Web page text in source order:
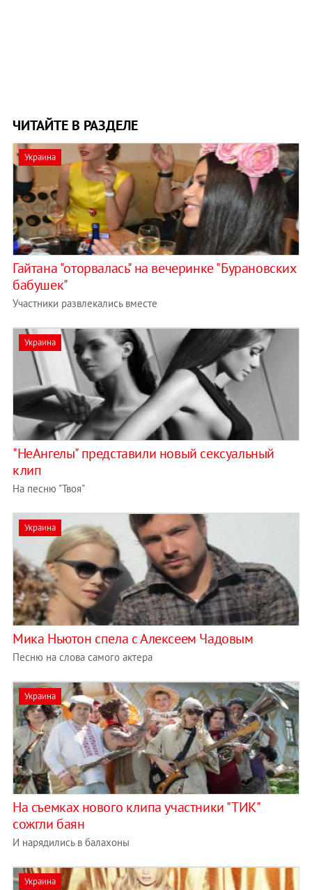
ЧИТАЙТЕ В РАЗДЕЛЕ
Украина
Гайтана "оторвалась" на вечеринке "Бурановских
бабушек"
Участники развлекались вместе
Украина
"НеАнгелы" представили новый сексуальный
клип
На песню "Твоя"
Украина
Мика Ньютон спела с Алексеем Чадовым
Песню на слова самого актера
Украина
На съемках нового клипа участники "ТИК"
сожгли баян
И нарядились в балахоны
Украина